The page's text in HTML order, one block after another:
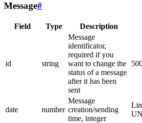
Message#
Field Type Description
id string
Message
identificator,
required if you
want to change the
status of a message
after it has been
sent
date number
Message
creation/sending
time, integer